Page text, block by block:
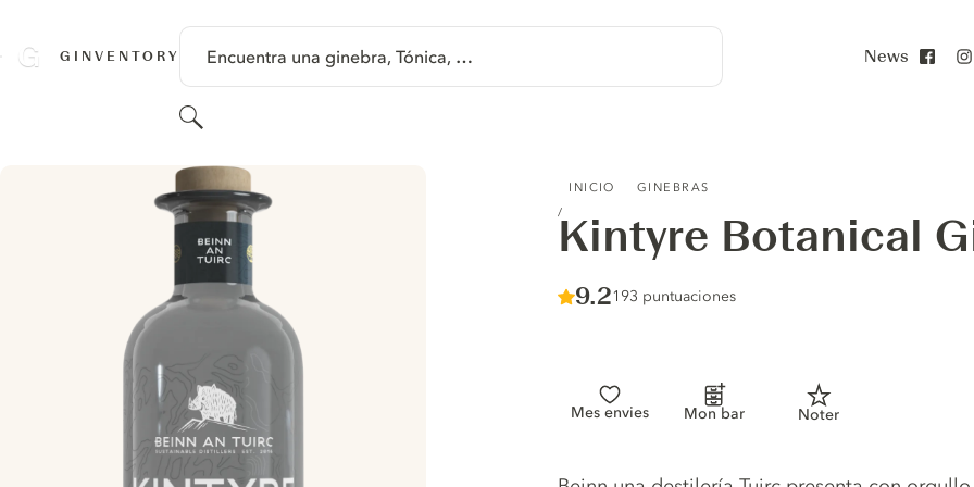
GINVENTORY Encuentra una ginebra, Tónica, …
Buscar
News
INICIO GINEBRAS
Kintyre Botanical
Score :
9.2/ 10
193 puntuaciones
Mes envies Mon bar Noter